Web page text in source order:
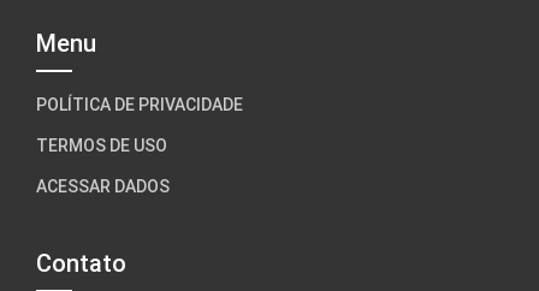
Menu
POLÍTICA DE PRIVACIDADE
TERMOS DE USO
ACESSAR DADOS
Contato